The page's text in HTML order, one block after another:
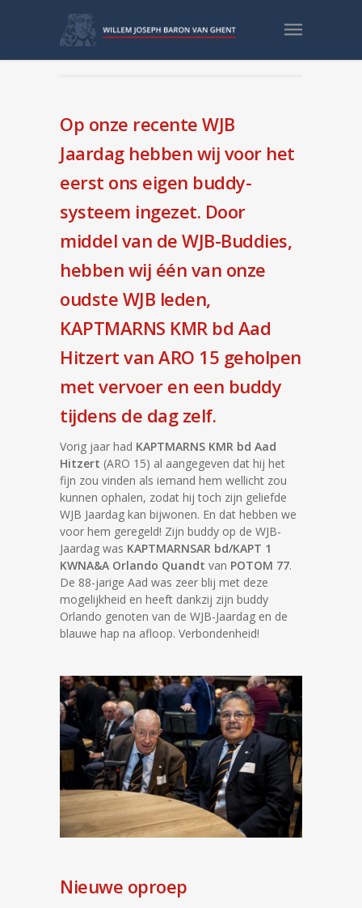
WJB-Buddies van start!
Op onze recente WJB
Jaardag hebben wij voor het
eerst ons eigen buddy-
systeem ingezet. Door
middel van de WJB-Buddies,
hebben wij één van onze
oudste WJB leden,
KAPTMARNS KMR bd Aad
Hitzert van ARO 15 geholpen
met vervoer en een buddy
tijdens de dag zelf.
Vorig jaar had KAPTMARNS KMR bd Aad
Hitzert (ARO 15) al aangegeven dat hij het
fijn zou vinden als iemand hem wellicht zou
kunnen ophalen, zodat hij toch zijn geliefde
WJB Jaardag kan bijwonen. En dat hebben we
voor hem geregeld! Zijn buddy op de WJB-
Jaardag was KAPTMARNSAR bd/KAPT 1
KWNA&A Orlando Quandt van POTOM 77.
De 88-jarige Aad was zeer blij met deze
mogelijkheid en heeft dankzij zijn buddy
Orlando genoten van de WJB-Jaardag en de
blauwe hap na afloop. Verbondenheid!
Nieuwe oproep